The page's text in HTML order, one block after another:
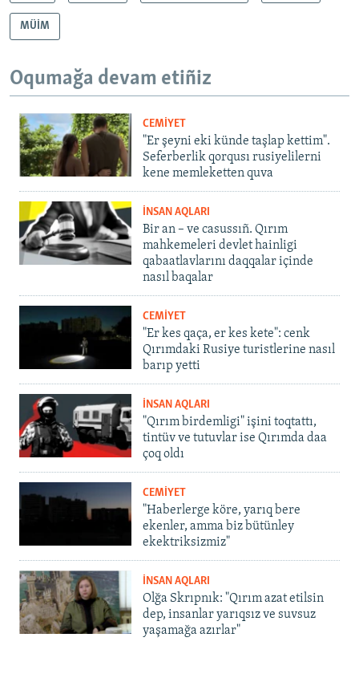
MÜİM
Oqumağa devam etiñiz
CEMİYET
"Er şeyni eki künde taşlap kettim".
Seferberlik qorqusı rusiyelilerni
kene memleketten quva
İNSAN AQLARI
Bir an – ve casussıñ. Qırım
mahkemeleri devlet hainligi
qabaatlavlarını daqqalar içinde
nasıl baqalar
CEMİYET
"Er kes qaça, er kes kete": cenk
Qırımdaki Rusiye turistlerine nasıl
barıp yetti
İNSAN AQLARI
"Qırım birdemligi" işini toqtattı,
tintüv ve tutuvlar ise Qırımda daa
çoq oldı
CEMİYET
"Haberlerge köre, yarıq bere
ekenler, amma biz bütünley
ekektriksizmiz"
İNSAN AQLARI
Olğa Skrıpnık: "Qırım azat etilsin
dep, insanlar yarıqsız ve suvsuz
yaşamağa azırlar"